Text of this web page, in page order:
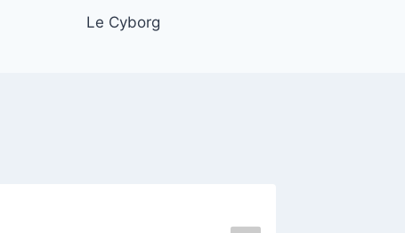
Le Cyborg